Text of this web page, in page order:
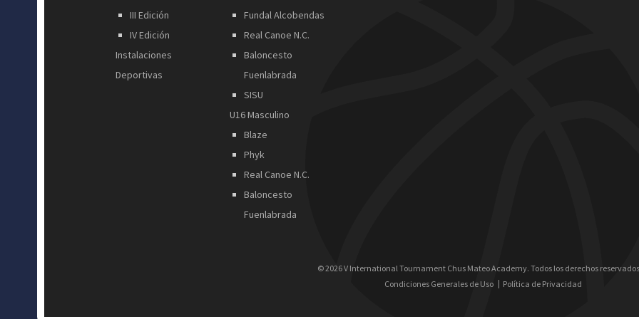
III Edición
IV Edición
Instalaciones
Deportivas
Fundal Alcobendas
Real Canoe N.C.
Baloncesto
Fuenlabrada
SISU
U16 Masculino
Blaze
Phyk
Real Canoe N.C.
Baloncesto
Fuenlabrada
© 2026 V International Tournament Chus Mateo Academy. Todos los derechos
Condiciones Generales de Uso
Política de Privacidad